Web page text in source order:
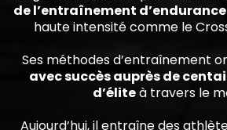
de l’entraînement d’endurance
haute intensité comme le
Ses méthodes d’entraînement
avec succès auprès de
d’éliteà travers le
Aujourd’hui, il entraîne des